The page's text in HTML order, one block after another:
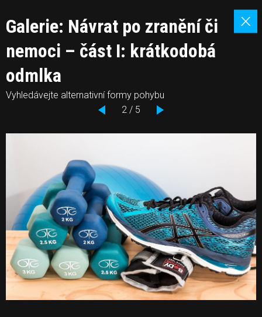
Galerie: Návrat po zranění či
nemoci – část I: krátkodobá
odmlka
Vyhledávejte alternativní formy pohybu
2 / 5